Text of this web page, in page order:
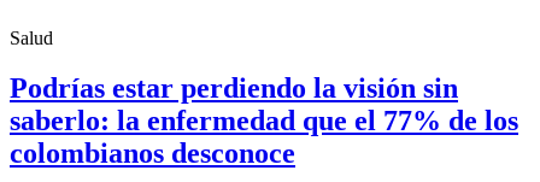
Salud
Podrías estar perdiendo la visión sin
saberlo: la enfermedad que el 77% de los
colombianos desconoce